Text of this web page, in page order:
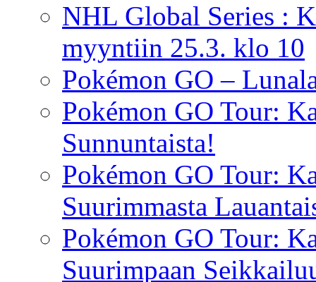
NHL Global Series :
myyntiin 25.3. klo 10
Pokémon GO –
Pokémon GO Tour:
Sunnuntaista!
Pokémon GO Tour:
Suurimmasta
Pokémon GO Tour:
Suurimpaan